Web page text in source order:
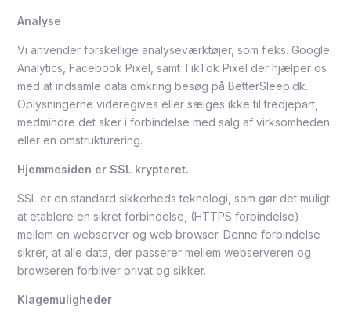
Analyse
Vi anvender forskellige analyseværktøjer, som f.eks. Google
Analytics, Facebook Pixel, samt TikTok Pixel der hjælper os
med at indsamle data omkring besøg på BetterSleep.dk.
Oplysningerne videregives eller sælges ikke til tredjepart,
medmindre det sker i forbindelse med salg af virksomheden
eller en omstrukturering.
Hjemmesiden er SSL krypteret.
SSL er en standard sikkerheds teknologi, som gør det muligt
at etablere en sikret forbindelse, (HTTPS forbindelse)
mellem en webserver og web browser. Denne forbindelse
sikrer, at alle data, der passerer mellem webserveren og
browseren forbliver privat og sikker.
Klagemuligheder